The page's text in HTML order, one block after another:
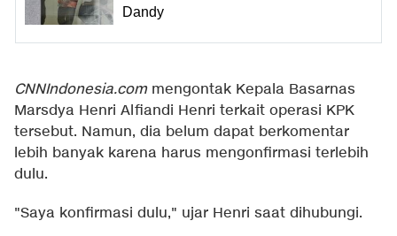
Dandy
CNNIndonesia.commengontak Kepala Basarnas
Marsdya Henri Alfiandi Henri terkait operasi KPK
tersebut. Namun, dia belum dapat berkomentar
lebih banyak karena harus mengonfirmasi terlebih
dulu.
"Saya konfirmasi dulu," ujar Henri saat dihubungi.